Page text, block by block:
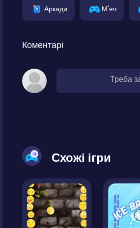
Аркади М'яч
Коментарі
Треба
Схожі ігри